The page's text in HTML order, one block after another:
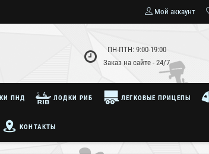
Мой аккаунт
ПН-ПТН: 9:00-19:00
Заказ на сайте - 24/7
ПНД ЛОДКИ РИБ ЛЕГКОВЫЕ ПРИЦЕПЫ
КОНТАКТЫ